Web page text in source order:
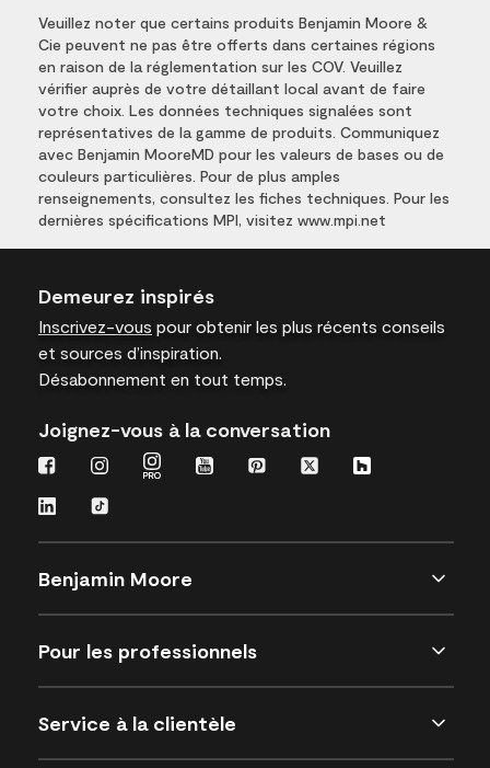
Veuillez noter que certains produits Benjamin Moore &
Cie peuvent ne pas être offerts dans certaines régions
en raison de la réglementation sur les COV. Veuillez
vérifier auprès de votre détaillant local avant de faire
votre choix. Les données techniques signalées sont
représentatives de la gamme de produits. Communiquez
avec Benjamin MooreMD pour les valeurs de bases ou de
couleurs particulières. Pour de plus amples
renseignements, consultez les fiches techniques. Pour les
dernières spécifications MPI, visitez www.mpi.net
Demeurez inspirés
Inscrivez-vous pour obtenir les plus récents conseils
et sources d’inspiration.
Désabonnement en tout temps.
Joignez-vous à la conversation
Benjamin Moore
Pour les professionnels
Service à la clientèle